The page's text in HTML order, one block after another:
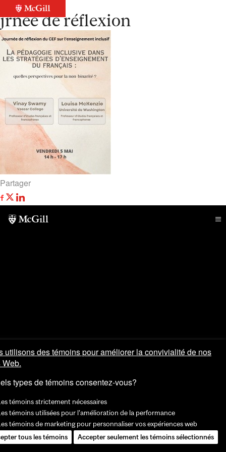
Retour à la liste
jrnée de réflexion
Partager
utilisons des témoins pour améliorer la convivialité de nos
types de témoins consentez-vous?
témoins strictement nécessaires
témoins utilisées pour l'amélioration de la performance
témoins de marketing pour personnaliser vos expériences web
tous les témoins
Accepter seulement les témoins sélectionnés